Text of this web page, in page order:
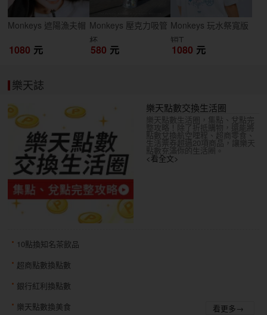
Monkeys 遮陽漁夫帽
1080 元
Monkeys 壓克力吸管
杯
580 元
Monkeys 玩水祭寬版
短T
1080 元
樂天誌
樂天點數交換生活圈
樂天點數生活圈，集點、兌點完
整攻略！除了折抵購物，還能將
點數兌換航空哩程、超商零食、
生活票券超過20項商品，讓樂天
點數充滿你的生活圈。
<看全文>
10點換知名茶飲品
超商點數換點數
銀行紅利換點數
樂天點數換美食
看更多→